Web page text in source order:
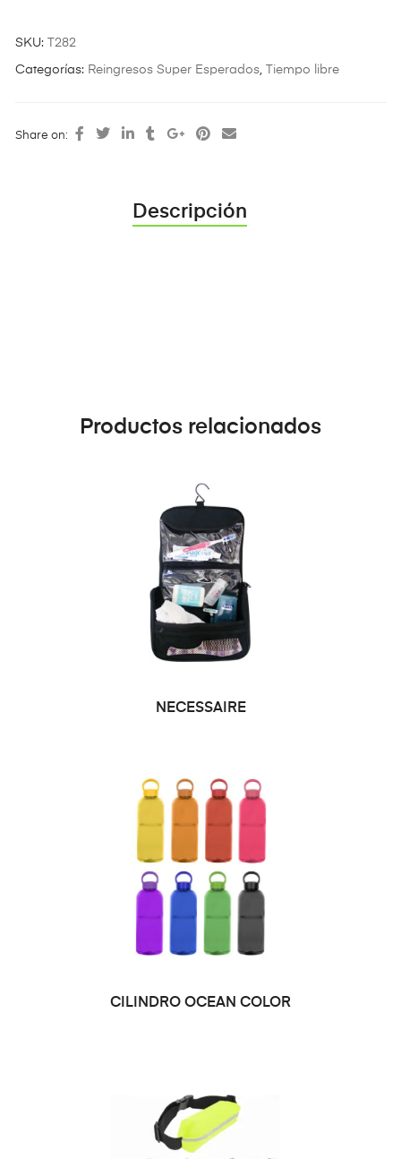
SKU: T282
Categorías: Reingresos Super Esperados, Tiempo libre
Share on:
Descripción
Productos relacionados
NECESSAIRE
SELECCIONAR OPCIONES
CILINDRO OCEAN COLOR